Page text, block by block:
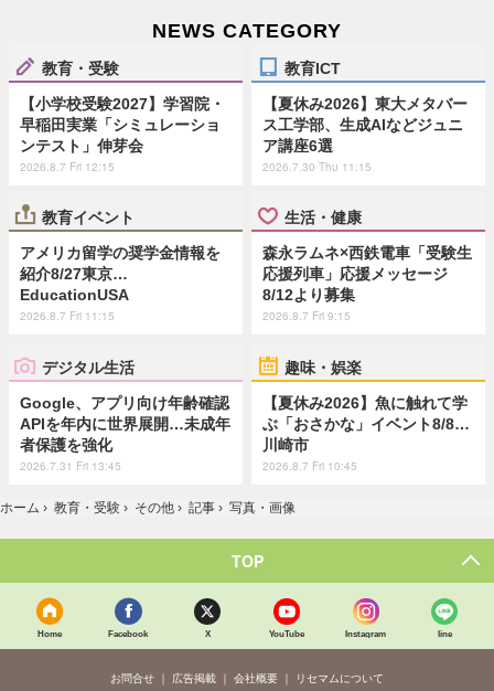
NEWS CATEGORY
教育・受験
【小学校受験2027】学習院・
早稲田実業「シミュレーショ
ンテスト」伸芽会
2026.8.7 Fri 12:15
教育ICT
【夏休み2026】東大メタバー
ス工学部、生成AIなどジュニ
ア講座6選
2026.7.30 Thu 11:15
教育イベント
アメリカ留学の奨学金情報を
紹介8/27東京…
EducationUSA
2026.8.7 Fri 11:15
生活・健康
森永ラムネ×西鉄電車「受験生
応援列車」応援メッセージ
8/12より募集
2026.8.7 Fri 9:15
デジタル生活
Google、アプリ向け年齢確認
APIを年内に世界展開…未成年
者保護を強化
2026.7.31 Fri 13:45
趣味・娯楽
【夏休み2026】魚に触れて学
ぶ「おさかな」イベント8/8…
川崎市
2026.8.7 Fri 10:45
ホーム › 教育・受験 › その他 › 記事 › 写真・画像
TOP
Home Facebook X YouTube Instagram line
お問合せ 広告掲載 会社概要 リセマムについて